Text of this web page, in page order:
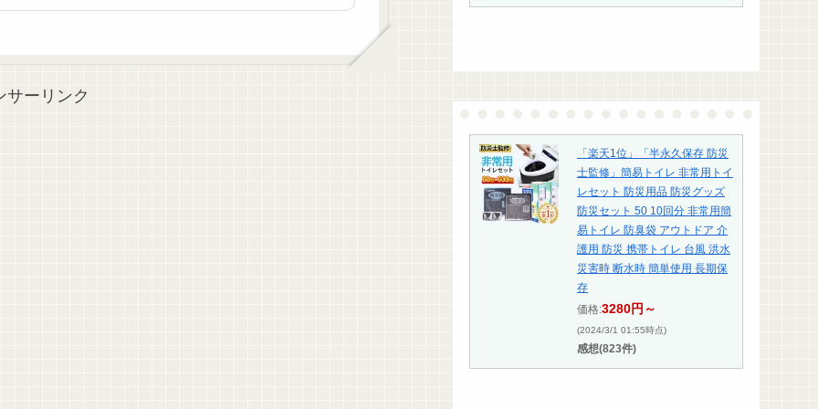
サーリンク
「楽天1位」「半永久保存 防災
士監修」簡易トイレ 非常用トイ
レセット 防災用品 防災グッズ
防災セット 50 10回分 非常用簡
易トイレ 防臭袋 アウトドア 介
護用 防災 携帯トイレ 台風 洪水
災害時 断水時 簡単使用 長期保
存
価格:3280円～
(2024/3/1 01:55時点)
感想(823件)